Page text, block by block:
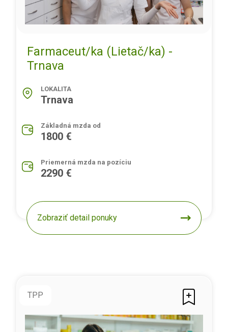
Farmaceut/ka (Lietač/ka) -
Trnava
LOKALITA
Trnava
Základná mzda od
1800 €
Priemerná mzda na pozíciu
2290 €
Zobraziť detail ponuky
TPP